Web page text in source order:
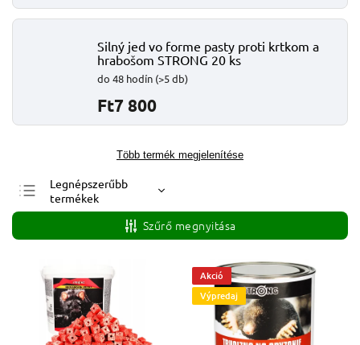
Silný jed vo forme pasty proti krtkom a
hrabošom STRONG 20 ks
do 48 hodín (>5 db)
Ft7 800
Több termék megjelenítése
Legnépszerűbb
termékek
Legolcsóbb elöl
Legdrágább
Szűrő megnyitása
Akció
Výpredaj